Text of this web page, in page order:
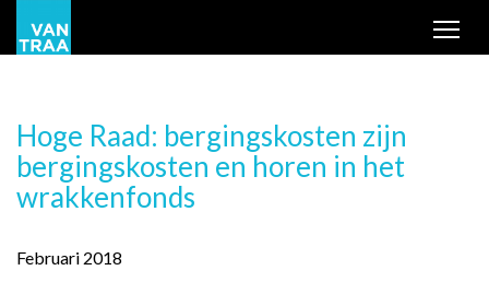
Hoge Raad: bergingskosten zijn
bergingskosten en horen in het
wrakkenfonds
Februari 2018